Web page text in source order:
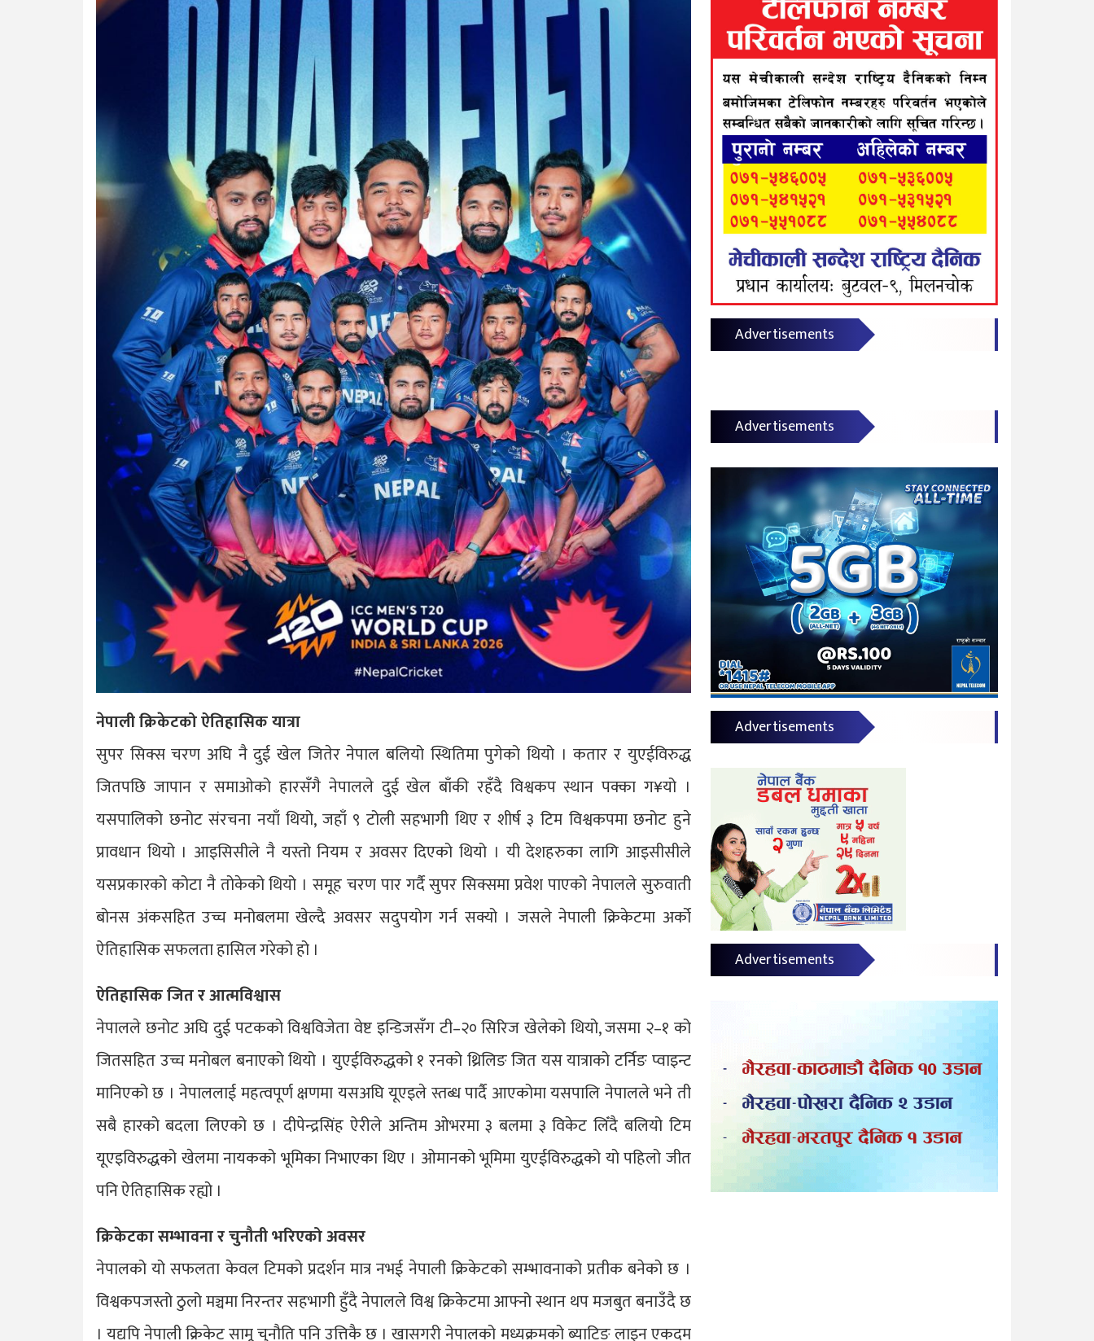
नेपाली क्रिकेटको ऐतिहासिक यात्रा
सुपर सिक्स चरण अघि नै दुई खेल जितेर नेपाल बलियो स्थितिमा पुगेको थियो । कतार र युएईविरुद्ध
जितपछि जापान र समाओको हारसँगै नेपालले दुई खेल बाँकी रहँदै विश्वकप स्थान पक्का ग¥यो ।
यसपालिको छनोट संरचना नयाँ थियो, जहाँ ९ टोली सहभागी थिए र शीर्ष ३ टिम विश्वकपमा छनोट हुने
प्रावधान थियो । आइसिसीले नै यस्तो नियम र अवसर दिएको थियो । यी देशहरुका लागि आइसीसीले
यसप्रकारको कोटा नै तोकेको थियो । समूह चरण पार गर्दै सुपर सिक्समा प्रवेश पाएको नेपालले सुरुवाती
बोनस अंकसहित उच्च मनोबलमा खेल्दै अवसर सदुपयोग गर्न सक्यो । जसले नेपाली क्रिकेटमा अर्को
ऐतिहासिक सफलता हासिल गरेको हो ।
ऐतिहासिक जित र आत्मविश्वास
नेपालले छनोट अघि दुई पटकको विश्वविजेता वेष्ट इन्डिजसँग टी–२० सिरिज खेलेको थियो, जसमा २–१ को
जितसहित उच्च मनोबल बनाएको थियो । युएईविरुद्धको १ रनको थ्रिलिङ जित यस यात्राको टर्निङ प्वाइन्ट
मानिएको छ । नेपाललाई महत्वपूर्ण क्षणमा यसअघि यूएइले स्तब्ध पार्दै आएकोमा यसपालि नेपालले भने ती
सबै हारको बदला लिएको छ । दीपेन्द्रसिंह ऐरीले अन्तिम ओभरमा ३ बलमा ३ विकेट लिँदै बलियो टिम
यूएइविरुद्धको खेलमा नायकको भूमिका निभाएका थिए । ओमानको भूमिमा युएईविरुद्धको यो पहिलो जीत
पनि ऐतिहासिक रह्यो ।
क्रिकेटका सम्भावना र चुनौती भरिएको अवसर
नेपालको यो सफलता केवल टिमको प्रदर्शन मात्र नभई नेपाली क्रिकेटको सम्भावनाको प्रतीक बनेको छ ।
विश्वकपजस्तो ठुलो मञ्चमा निरन्तर सहभागी हुँदै नेपालले विश्व क्रिकेटमा आफ्नो स्थान थप मजबुत बनाउँदै छ
। यद्यपि नेपाली क्रिकेट सामू चुनौति पनि उत्तिकै छ । खासगरी नेपालको मध्यक्रमको ब्याटिङ लाइन एकदम
Advertisements
Advertisements
Advertisements
Advertisements